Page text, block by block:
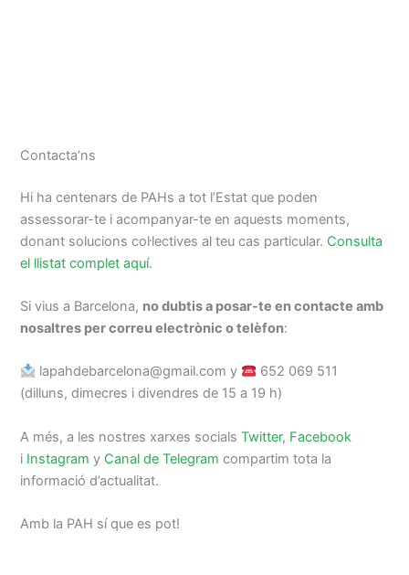
Contacta’ns
Hi ha centenars de PAHs a tot l’Estat que poden
assessorar-te i acompanyar-te en aquests moments,
donant solucions col·lectives al teu cas particular. Consulta
el llistat complet aquí.
Si vius a Barcelona, no dubtis a posar-te en contacte amb
nosaltres per correu electrònic o telèfon:
lapahdebarcelona@gmail.com y
652 069 511
(dilluns, dimecres i divendres de 15 a 19 h)
A més, a les nostres xarxes socialsTwitter, Facebook
i Instagram y Canal de Telegram compartim tota la
informació d’actualitat.
Amb la PAH sí que es pot!